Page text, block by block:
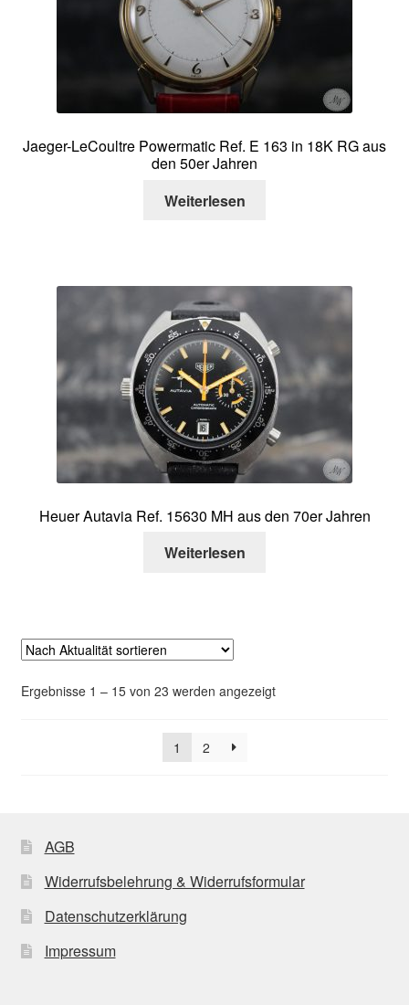
Jaeger-LeCoultre Powermatic Ref. E 163 in 18K RG aus
den 50er Jahren
Weiterlesen
Heuer Autavia Ref. 15630 MH aus den 70er Jahren
Weiterlesen
Ergebnisse 1 – 15 von 23 werden angezeigtNach
1
2
AGB
Widerrufsbelehrung & Widerrufsformular
Datenschutzerklärung
Impressum